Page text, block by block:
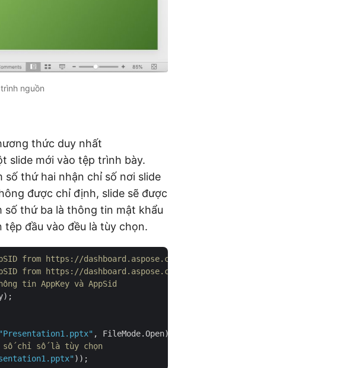
nguồn
thức duy nhất
slide mới vào tệp trình bày.
thứ hai nhận chỉ số nơi slide
được chỉ định, slide sẽ được
số thứ ba là thông tin mật khẩu
đầu vào đều là tùy chọn.
from https://dashboard.aspose.cloud/
from https://dashboard.aspose.cloud/
tin AppKey và AppSid
"Presentation1.pptx" , FileMode.Open),
chỉ số là tùy chọn